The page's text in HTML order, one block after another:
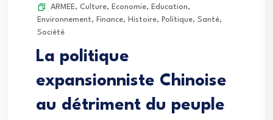
ARMEE, Culture, Economie, Education,
Environnement, Finance, Histoire, Politique, Santé,
Société
La politique
expansionniste Chinoise
au détriment du peuple